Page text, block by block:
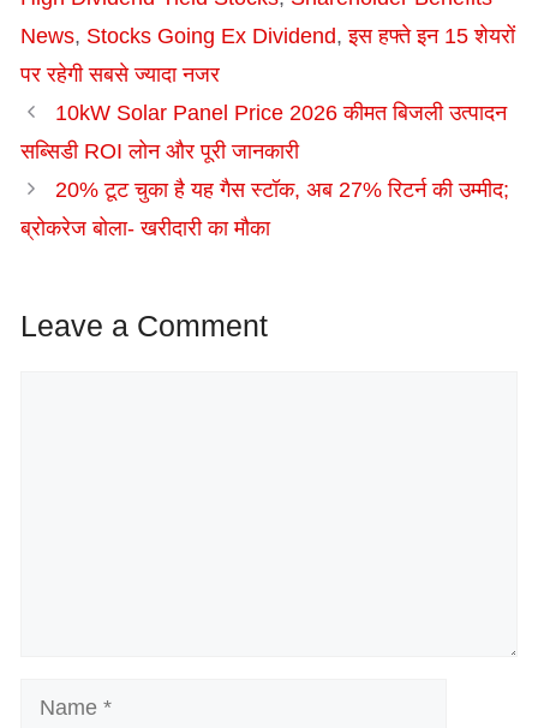
News, Stocks Going Ex Dividend,इस हफ्ते इन 15 शेयरों
पर रहेगी सबसे ज्यादा नजर
10kW Solar Panel Price 2026 कीमत बिजली उत्पादन
सब्सिडी ROI लोन और पूरी जानकारी
20% टूट चुका है यह गैस स्टॉक, अब 27% रिटर्न की उम्मीद;
ब्रोकरेज बोला- खरीदारी का मौका
Leave a Comment